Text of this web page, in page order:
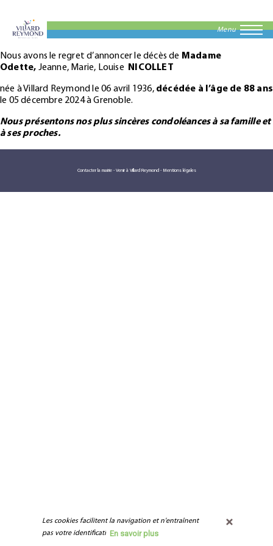
Menu
Nous avons le regret d’annoncer le décès de Madame
Odette, Jeanne, Marie, Louise NICOLLET
née à Villard Reymond le 06 avril 1936,décédée à l’âge de 88 ans
le 05 décembre 2024 à Grenoble.
Nous présentons nos plus sincères condoléances à sa famille et
à ses proches.
Contacter la mairie- Venir à Villard Reymond - Mentions légales
Les cookies facilitent la navigation et n'entraînent
pas votre identification.En savoir plus